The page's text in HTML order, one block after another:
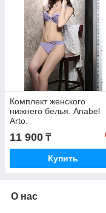
Комплект женского
нижнего белья. Anabel
Arto.
11 900 ₸
Купить
О нас